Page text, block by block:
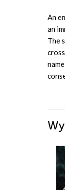
An
an
The